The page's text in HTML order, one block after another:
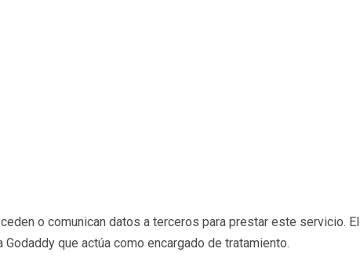
o comunican datos a terceros para prestar este servicio. El
que actúa como encargado de tratamiento.